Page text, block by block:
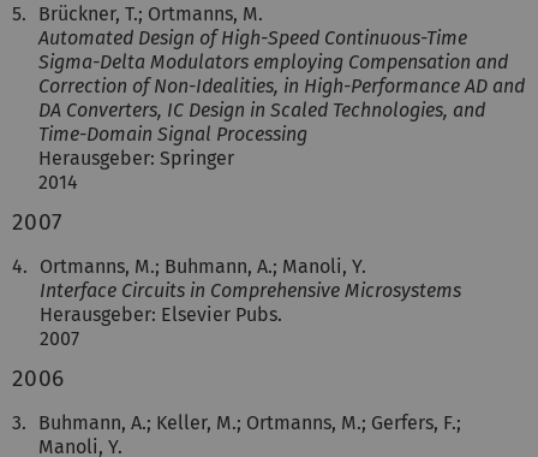
5.
Brückner, T.; Ortmanns, M.
Automated Design of High-Speed Continuous-Time
Sigma-Delta Modulators employing Compensation and
Correction of Non-Idealities, in High-Performance AD and
DA Converters, IC Design in Scaled Technologies, and
Time-Domain Signal Processing
Herausgeber: Springer
2014
2007
4.
Ortmanns, M.; Buhmann, A.; Manoli, Y.
Interface Circuits in Comprehensive Microsystems
Herausgeber: Elsevier Pubs.
2007
2006
3.
Buhmann, A.; Keller, M.; Ortmanns, M.; Gerfers, F.;
Manoli, Y.